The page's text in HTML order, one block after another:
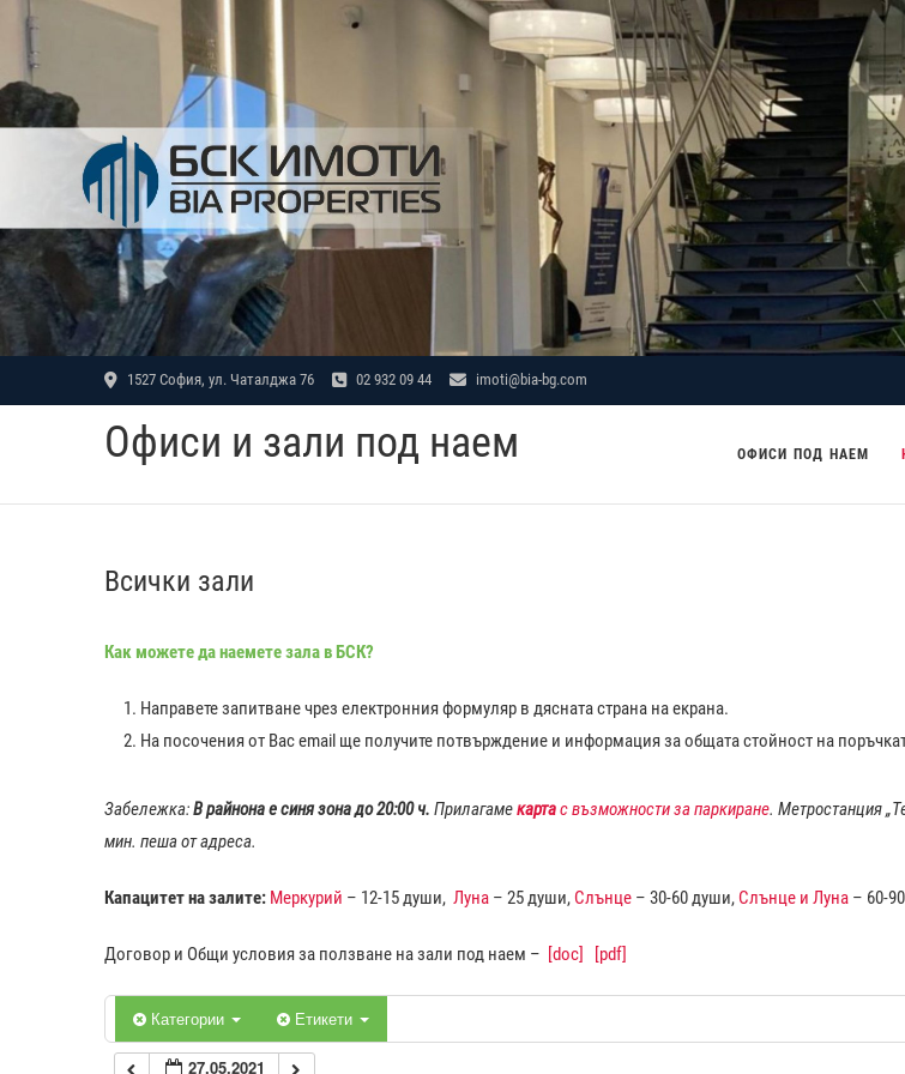
Skip
content
1527 София, ул. Чаталджа 76 02 932 09 44 imoti@bia-bg.com
Офиси и зали под наем ОФИСИ ПОД НАЕМ
Всички зали
Как можете да наемете зала в БСК?
Направете запитване чрез електронния формуляр в дясната страна на екрана.
На посочения от Вас еmail ще получите потвърждение и информация за общата стойност на
Забележка:В райнона е синя зона до 20:00 ч. Прилагамекартас възможности за паркиране. Метростанция
мин. пеша от адреса.
Капацитет на залите: Меркурий – 12-15 души, Луна – 25 души, Слънце – 30-60 души, Слънце и Луна – 60-
Договор и Общи условия за ползване на зали под наем – [doc] [pdf]
Категории Етикети
27.05.2021
0:00
1:00